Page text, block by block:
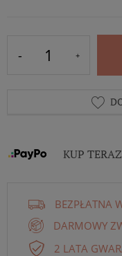
KUP
BEZPŁATNA
DARMOWY
2 LATA